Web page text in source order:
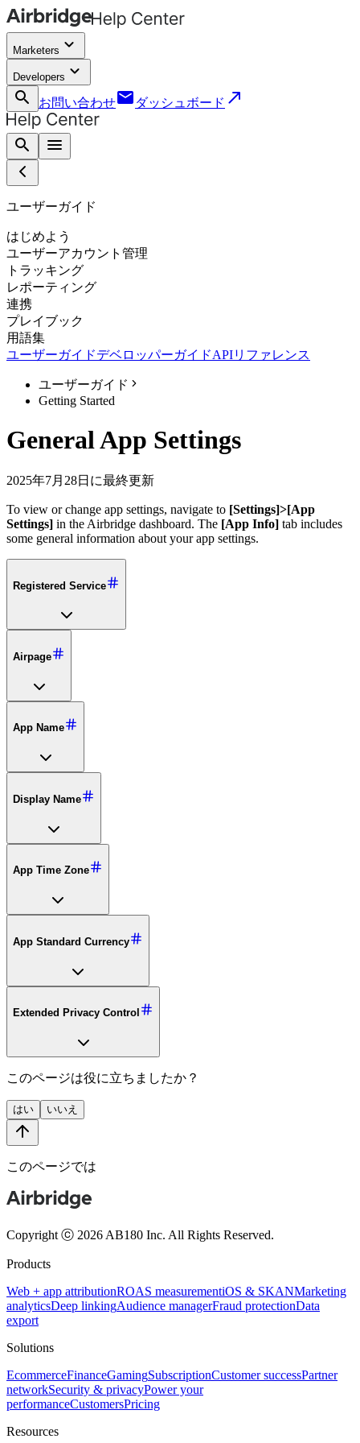
Marketers keyboard_arrow_down
Developers keyboard_arrow_down
search
お問い合わせemail ダッシュボード call_made
search menu
ユーザーガイド
はじめよう
ユーザーアカウント管理
トラッキング
レポーティング
連携
プレイブック
用語集
ユーザーガイドデベロッパーガイドAPIリファレンス
ユーザーガイド
Getting Started
General App Settings
2025年7月28日に最終更新
To view or change app settings, navigate to [Settings]>[App
Settings] in the Airbridge dashboard. The [App Info] tab includes
some general information about your app settings.
Registered Service
Airpage
App Name
Display Name
App Time Zone
App Standard Currency
Extended Privacy Control
このページは役に立ちましたか？
はい いいえ
このページでは
Copyright ⓒ 2026 AB180 Inc. All Rights Reserved.
Products
Web + app attributionROAS measurementiOS & SKANMarketing
analyticsDeep linkingAudience managerFraud protectionData
export
Solutions
EcommerceFinanceGamingSubscriptionCustomer successPartner
networkSecurity & privacyPower your
performanceCustomersPricing
Resources